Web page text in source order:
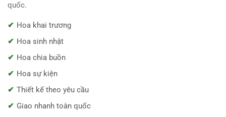
quốc.
Hoa khai trương
Hoa sinh nhật
Hoa chia buồn
Hoa sự kiện
Thiết kế theo yêu cầu
Giao nhanh toàn quốc